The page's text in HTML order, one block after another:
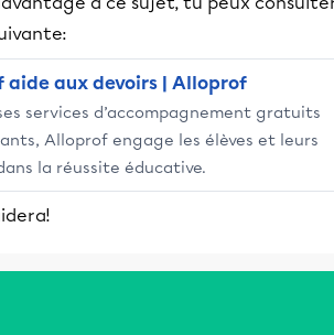
aide aux devoirs | Alloprof
services d’accompagnement gratuits
Alloprof engage les élèves et leurs
la réussite éducative.